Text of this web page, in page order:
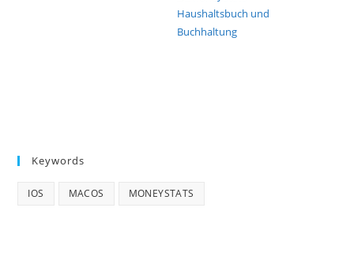
Keywords
IOS MACOS MONEYSTATS